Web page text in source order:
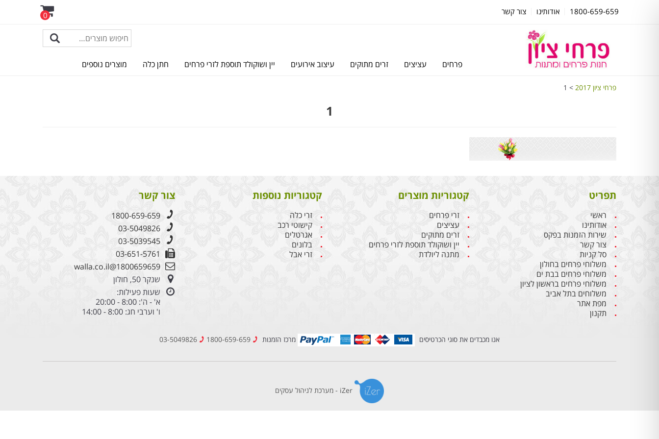
1800-659-659 אודותינו צור קשר 0
פרחים עציצים זרים מתוקים עיצוב אירועים יין ושוקולד תוספת לזרי פרחים חתן כלה מוצרים נוספים
פרחי ציון 2017 >
1
1
תפריט
ראשי
אודותינו
שירות הזמנות בפקס
צור קשר
סל קניות
משלוחי פרחים בחולון
משלוחי פרחים בבת ים
משלוחי פרחים בראשון לציון
משלוחים בתל אביב
מפת אתר
תקנון
קטגוריות מוצרים
זרי פרחים
עציצים
זרים מתוקים
יין ושוקולד תוספת לזרי פרחים
מתנה ליולדת
קטגוריות נוספות
זרי כלה
קישוטי רכב
אגרטלים
בלונים
זרי אבל
צור קשר
1800-659-659
03-5049826
03-5039545
03-651-5761
1800659659@walla.co.il
שנקר 50, חולון
שעות פעילות:
א' - ה': 8:00 - 20:00
ו' וערבי חג: 8:00 - 14:00
אנו מכבדים את סוגי הכרטיסים מרכז הזמנות
iZer - מערכת לניהול עסקים